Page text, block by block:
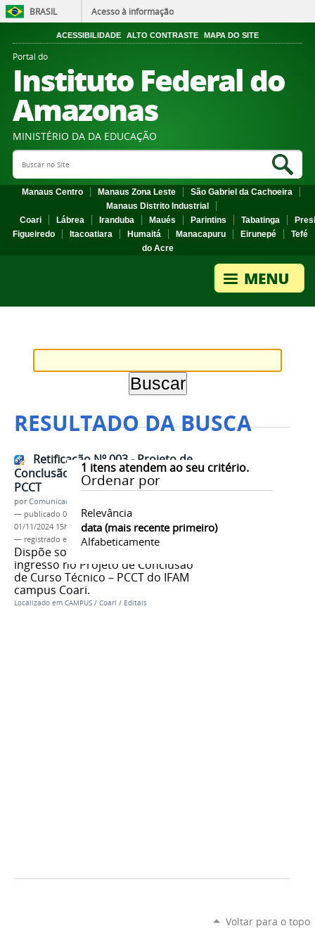
BRASIL Acesso à informação
ACESSIBILIDADE ALTO CONTRASTE MAPA DO SITE
Portal do
Instituto Federal do
Amazonas
MINISTÉRIO DA DA EDUCAÇÃO
Search Site
Manaus Centro Manaus Zona Leste
São Gabriel da Cachoeira
Manaus Distrito Industrial
Coari
Lábrea Iranduba Maués Parintins Tabatinga
Figueiredo
Itacoatiara Humaitá Manacapuru Eirunepé
Tefé
do Acre
RESULTADO DA BUSCA
1 itens atendem ao seu critério.
Ordenar por
Relevância
data (mais recente primeiro)
Alfabeticamente
Retificação Nº 003 - Projeto de
Conclusão de Curso Técnico –
PCCT
porComunicação COARI
— publicado 03/04/2024—última modificação
01/11/2024 15h42
— registrado em:
EDITAL PCCT,IFAM CCO
Dispõe sobre as inscrições para
ingresso no Projeto de Conclusão
de Curso Técnico – PCCT do IFAM
campus Coari.
Localizado em CAMPUS / Coari / Editais
Voltar para o topo